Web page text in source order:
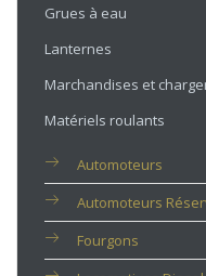
Grues à eau
Lanternes
Marchandises et
Matériels roulants
Automoteurs
Automoteurs
Fourgons